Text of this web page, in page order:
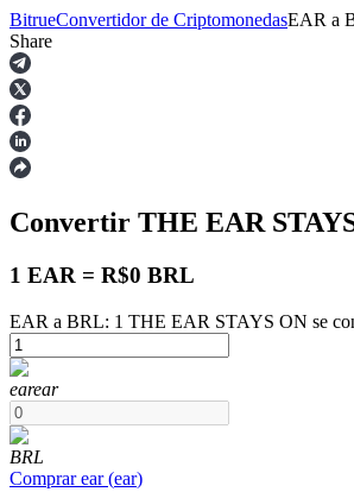
Futuros
Futuros del USDT
Futuros que utilizan USDT como
BitrueConvertidor de CriptomonedasEAR a
Share
Convertir THE EAR
1 EAR = R$0 BRL
EAR a BRL: 1 THE EAR STAYS ON se
earear
BRL
Comprar ear(ear)